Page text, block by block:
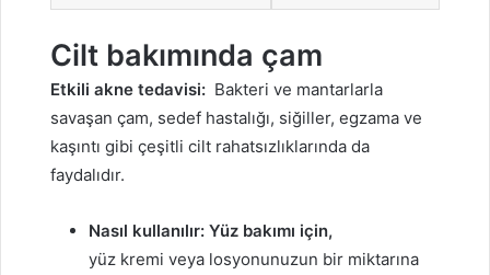
Cilt bakımında çam
Etkili akne tedavisi: Bakteri ve mantarlarla
savaşan çam, sedef hastalığı, siğiller, egzama ve
kaşıntı gibi çeşitli cilt rahatsızlıklarında da
faydalıdır.
Nasıl kullanılır: Yüz bakımı için,
yüz kremi veya losyonunuzun bir miktarına